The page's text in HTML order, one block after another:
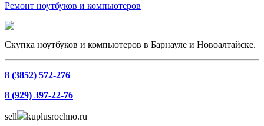
Ремонт ноутбуков и компьютеров
Скупка ноутбуков и компьютеров в Барнауле и Новоалтайске.
8 (3852) 572-276
8 (929) 397-22-76
sell kuplusrochno.ru